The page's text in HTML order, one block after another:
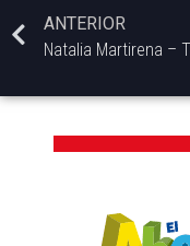
ANTERIOR